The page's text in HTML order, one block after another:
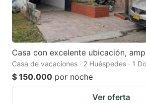
Casa con excelente ubicación,
Casa de vacaciones · 2 Huéspedes · 1
$ 150.000 por noche
Ver oferta